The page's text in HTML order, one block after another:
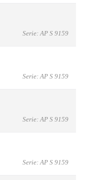
Serie: AP S 9159
Serie: AP S 9159
Serie: AP S 9159
Serie: AP S 9159